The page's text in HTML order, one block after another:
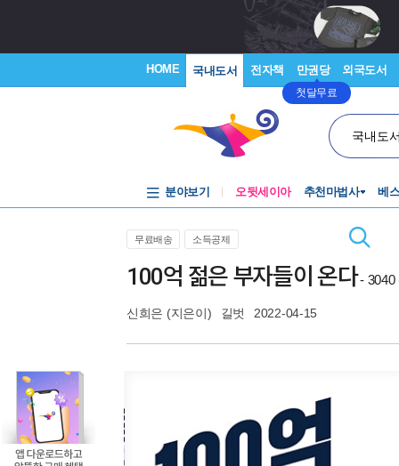
HOME 국내도서 전자책 만권당
첫달무료
외국도서
국내도
분야보기 오뒷세이아 추천마법사 베
무료배송 소득공제
100억 젊은 부자들이 온다-
신희은 (지은이) 길벗 2022-04-15